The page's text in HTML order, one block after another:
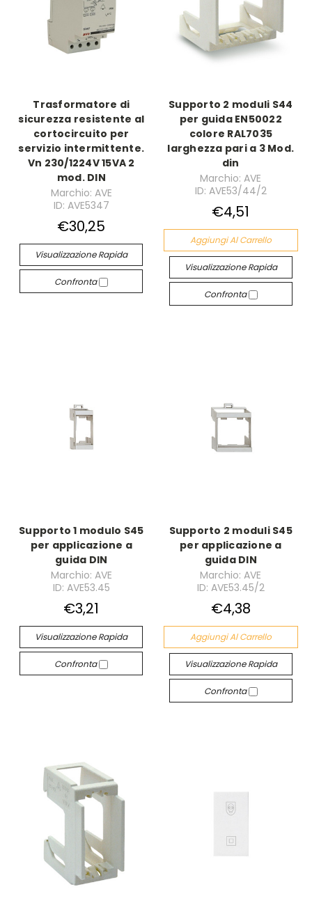
Trasformatore di
sicurezza resistente al
cortocircuito per
servizio intermittente.
Vn 230/1224V 15VA 2
mod. DIN
Marchio: AVE
ID: AVE5347
€30,25
Visualizzazione Rapida
Confronta
Supporto 2 moduli S44
per guida EN50022
colore RAL7035
larghezza pari a 3 Mod.
din
Marchio: AVE
ID: AVE53/44/2
€4,51
Aggiungi Al Carrello
Visualizzazione Rapida
Confronta
Supporto 1 modulo S45
per applicazione a
guida DIN
Marchio: AVE
ID: AVE53.45
€3,21
Visualizzazione Rapida
Confronta
Supporto 2 moduli S45
per applicazione a
guida DIN
Marchio: AVE
ID: AVE53.45/2
€4,38
Aggiungi Al Carrello
Visualizzazione Rapida
Confronta